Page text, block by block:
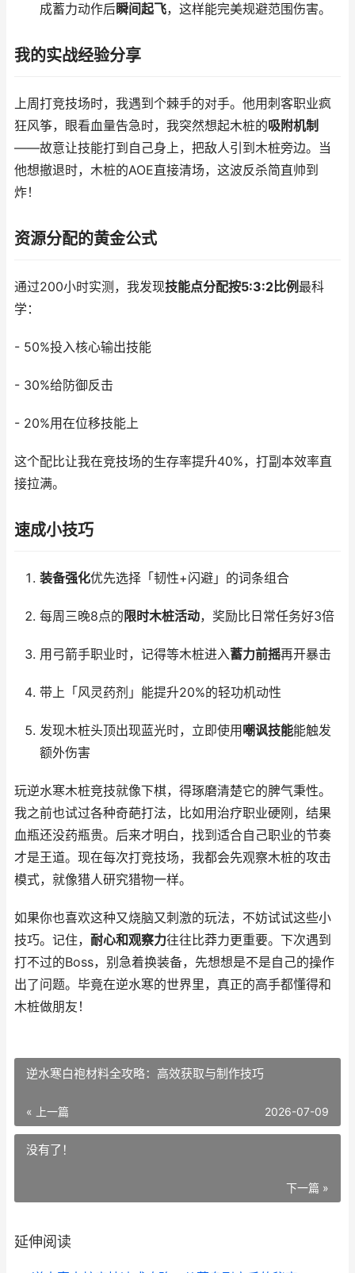
成蓄力动作后瞬间起飞，这样能完美规避范围伤害。
我的实战经验分享
上周打竞技场时，我遇到个棘手的对手。他用刺客职业疯
狂风筝，眼看血量告急时，我突然想起木桩的吸附机制
——故意让技能打到自己身上，把敌人引到木桩旁边。当
他想撤退时，木桩的AOE直接清场，这波反杀简直帅到
炸！
资源分配的黄金公式
通过200小时实测，我发现技能点分配按5:3:2比例最科
学：
- 50%投入核心输出技能
- 30%给防御反击
- 20%用在位移技能上
这个配比让我在竞技场的生存率提升40%，打副本效率直
接拉满。
速成小技巧
装备强化优先选择「韧性+闪避」的词条组合
每周三晚8点的 限时木桩活动，奖励比日常任务好3倍
用弓箭手职业时，记得等木桩进入蓄力前摇再开暴击
带上「风灵药剂」能提升20%的轻功机动性
发现木桩头顶出现蓝光时，立即使用 嘲讽技能能触发
额外伤害
玩逆水寒木桩竞技就像下棋，得琢磨清楚它的脾气秉性。
我之前也试过各种奇葩打法，比如用治疗职业硬刚，结果
血瓶还没药瓶贵。后来才明白，找到适合自己职业的节奏
才是王道。现在每次打竞技场，我都会先观察木桩的攻击
模式，就像猎人研究猎物一样。
如果你也喜欢这种又烧脑又刺激的玩法，不妨试试这些小
技巧。记住， 耐心和观察力往往比莽力更重要。下次遇到
打不过的Boss，别急着换装备，先想想是不是自己的操作
出了问题。毕竟在逆水寒的世界里，真正的高手都懂得和
木桩做朋友！
逆水寒白袍材料全攻略：高效获取与制作技巧
« 上一篇 2026-07-09
没有了！
下一篇 »
延伸阅读